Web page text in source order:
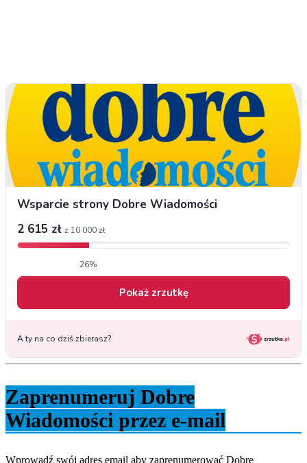
Zaprenumeruj Dobre
Wiadomości przez e-mail
Wprowadź swój adres email aby zaprenumerować Dobre